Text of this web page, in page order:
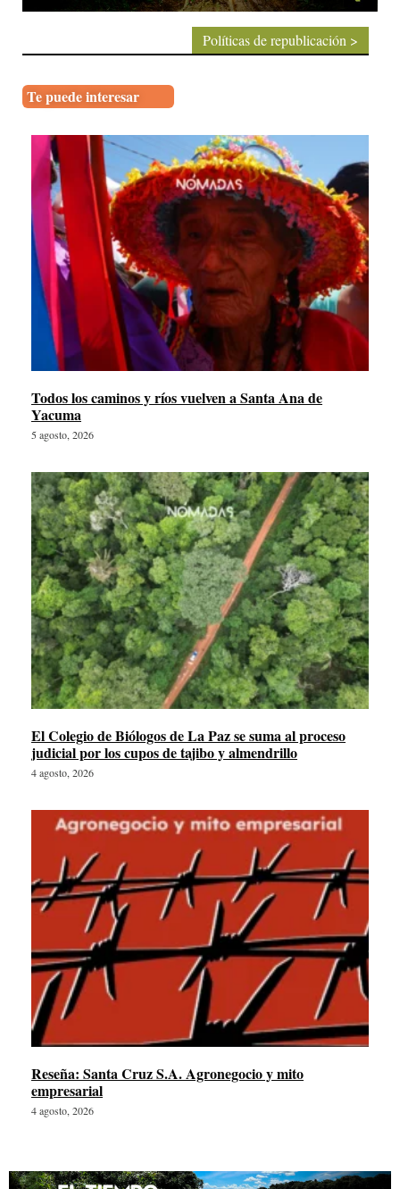
Políticas de republicación >
Te puede interesar
Todos los caminos y ríos vuelven a Santa Ana de
Yacuma
5 agosto, 2026
El Colegio de Biólogos de La Paz se suma al proceso
judicial por los cupos de tajibo y almendrillo
4 agosto, 2026
Reseña: Santa Cruz S.A. Agronegocio y mito
empresarial
4 agosto, 2026